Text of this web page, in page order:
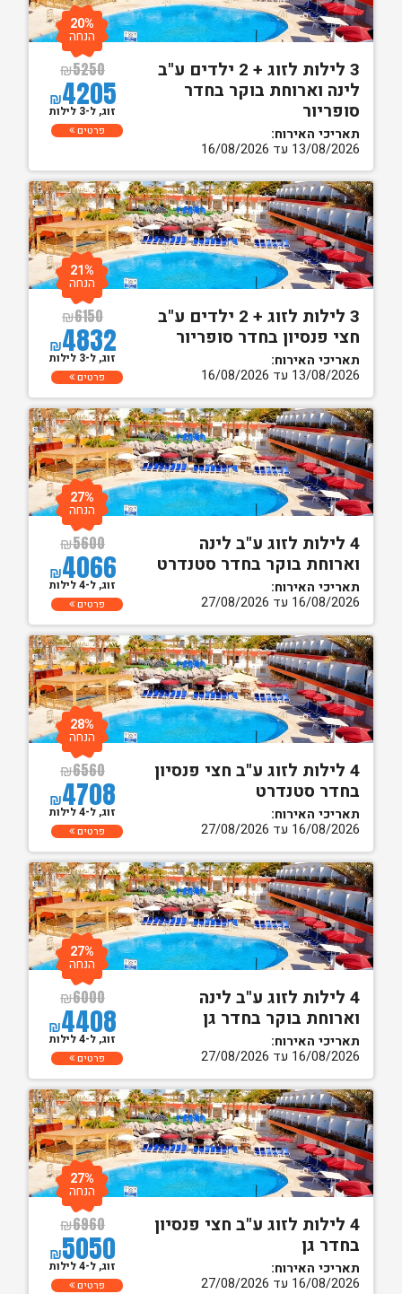
3 לילות לזוג + 2 ילדים ע"ב
לינה וארוחת בוקר בחדר
סופריור
תאריכי האירוח:
13/08/2026 עד 16/08/2026
₪5250
₪4205
20%
הנחה
זוג, ל-3 לילות
פרטים
3 לילות לזוג + 2 ילדים ע"ב
חצי פנסיון בחדר סופריור
תאריכי האירוח:
13/08/2026 עד 16/08/2026
₪6150
₪4832
21%
הנחה
זוג, ל-3 לילות
פרטים
4 לילות לזוג ע"ב לינה
וארוחת בוקר בחדר סטנדרט
תאריכי האירוח:
16/08/2026 עד 27/08/2026
₪5600
₪4066
27%
הנחה
זוג, ל-4 לילות
פרטים
4 לילות לזוג ע"ב חצי פנסיון
בחדר סטנדרט
תאריכי האירוח:
16/08/2026 עד 27/08/2026
₪6560
₪4708
28%
הנחה
זוג, ל-4 לילות
פרטים
4 לילות לזוג ע"ב לינה
וארוחת בוקר בחדר גן
תאריכי האירוח:
16/08/2026 עד 27/08/2026
₪6000
₪4408
27%
הנחה
זוג, ל-4 לילות
פרטים
4 לילות לזוג ע"ב חצי פנסיון
בחדר גן
תאריכי האירוח:
16/08/2026 עד 27/08/2026
₪6960
₪5050
27%
הנחה
זוג, ל-4 לילות
פרטים